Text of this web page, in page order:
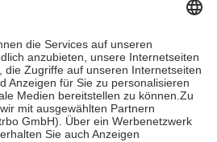
Zuzahlungen in Höhe von zehn
jedoch nie mehr als die tatsächlichen
auch für Online-Apotheken.
Krankenpflege beträgt die
Kosten sowie zehn Euro je
für ihre eigene Gesundheit zu